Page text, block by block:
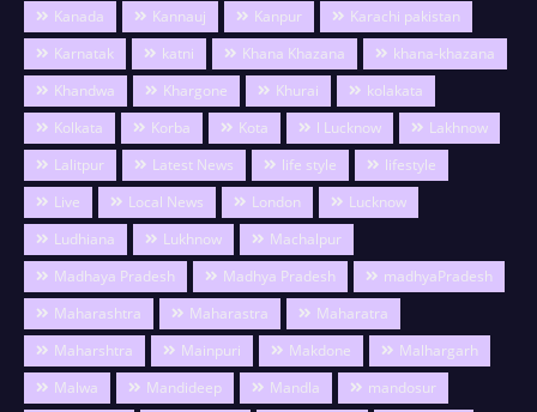
Kanada
Kannauj Kanpur
Karachi pakistan
Karnatak
katni Khana Khazana
khana-khazana
Khandwa
Khargone Khurai
kolakata
Kolkata
Korba Kota l Lucknow
Lakhnow
Lalitpur
Latest News life style
lifestyle
Live
Local News London
Lucknow
Ludhiana
Lukhnow
Machalpur
Madhaya Pradesh
Madhya Pradesh
madhyaPradesh
Maharashtra
Maharastra
Maharatra
Maharshtra
Mainpuri Makdone
Malhargarh
Malwa
Mandideep Mandla
mandosur